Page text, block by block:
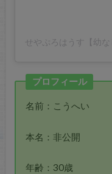
プロフィール
名前：こうへい
本名：非公開
年齢：30歳